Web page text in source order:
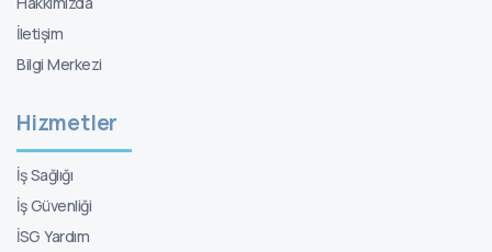
İletişim
Bilgi Merkezi
Hizmetler
İş Sağlığı
İş Güvenliği
İSG Yardım